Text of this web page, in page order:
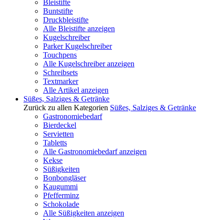
Bleistifte
Buntstifte
Druckbleistifte
Alle Bleistifte anzeigen
Kugelschreiber
Parker Kugelschreiber
Touchpens
Alle Kugelschreiber anzeigen
Schreibsets
Textmarker
Alle Artikel anzeigen
Süßes, Salziges & Getränke
Zurück zu allen Kategorien Süßes, Salziges & Getränke
Gastronomiebedarf
Bierdeckel
Servietten
Tabletts
Alle Gastronomiebedarf anzeigen
Kekse
Süßigkeiten
Bonbongläser
Kaugummi
Pfefferminz
Schokolade
Alle Süßigkeiten anzeigen